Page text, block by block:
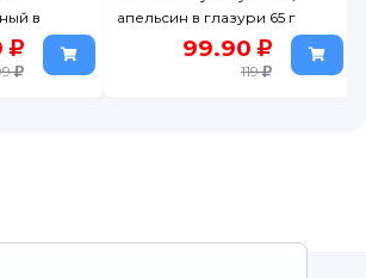
в
апельсин в глазури 65 г
99.90
119